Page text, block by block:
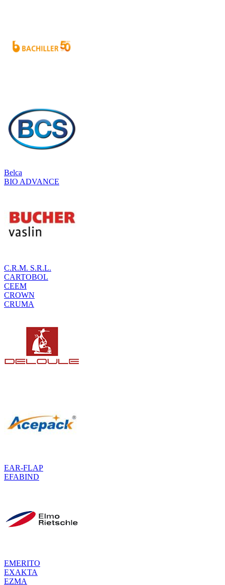
Belca
BIO ADVANCE
C.R.M. S.R.L.
CARTOBOL
CEEM
CROWN
CRUMA
EAR-FLAP
EFABIND
EMERITO
EXAKTA
EZMA